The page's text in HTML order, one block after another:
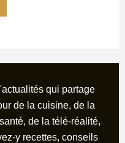
qui partage
de la cuisine, de la
de la télé-réalité,
y recettes, conseils